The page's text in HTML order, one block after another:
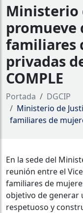
Ministerio
promueve
familiares
privadas
COMPLE
Portada
DGCIP
Ministerio de
familiares de
En la sede del
reunión entre el
familiares de
objetivo de generar
respetuoso y